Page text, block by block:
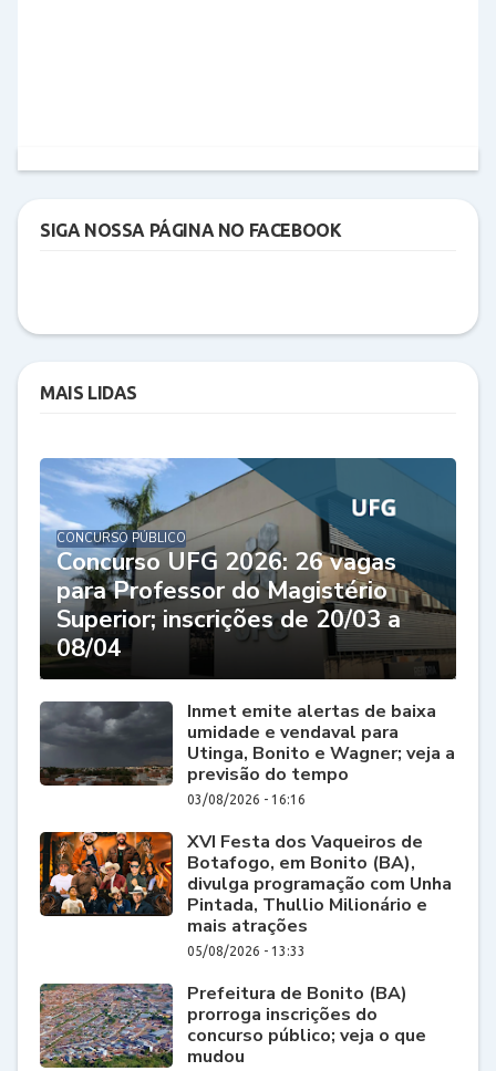
SIGA NOSSA PÁGINA NO FACEBOOK
MAIS LIDAS
CONCURSO PÚBLICO
Concurso UFG 2026: 26 vagas
para Professor do Magistério
Superior; inscrições de 20/03 a
08/04
Inmet emite alertas de baixa
umidade e vendaval para
Utinga, Bonito e Wagner; veja a
previsão do tempo
03/08/2026 - 16:16
XVI Festa dos Vaqueiros de
Botafogo, em Bonito (BA),
divulga programação com Unha
Pintada, Thullio Milionário e
mais atrações
05/08/2026 - 13:33
Prefeitura de Bonito (BA)
prorroga inscrições do
concurso público; veja o que
mudou